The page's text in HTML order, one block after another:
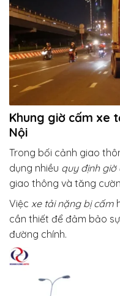
Khung giờ cấm xe
Nội
Trong bối cảnh giao
dụng nhiều quy định giờ
giao thông và tăng
Việc xe tải nặng bị cấm
cần thiết để đảm bảo
đường chính.